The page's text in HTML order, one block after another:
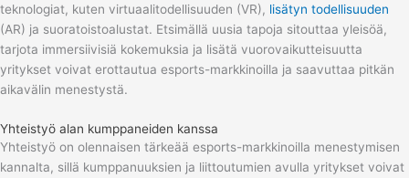
teknologiat, kuten virtuaalitodellisuuden (VR), lisätyn todellisuuden
(AR) ja suoratoistoalustat. Etsimällä uusia tapoja sitouttaa yleisöä,
tarjota immersiivisiä kokemuksia ja lisätä vuorovaikutteisuutta
yritykset voivat erottautua esports-markkinoilla ja saavuttaa pitkän
aikavälin menestystä.
Yhteistyö alan kumppaneiden kanssa
Yhteistyö on olennaisen tärkeää esports-markkinoilla menestymisen
kannalta, sillä kumppanuuksien ja liittoutumien avulla yritykset voivat